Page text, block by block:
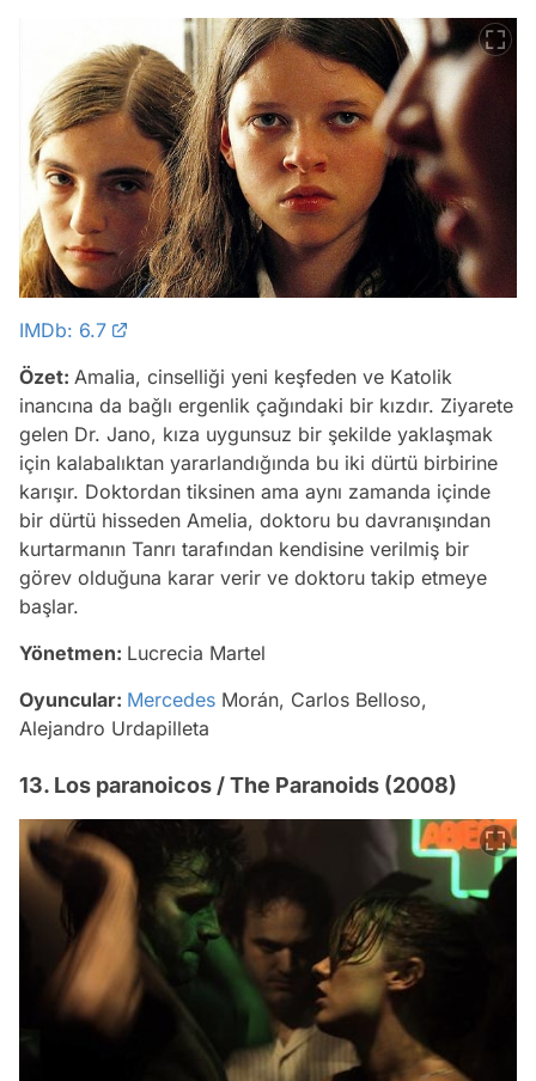
IMDb: 6.7
Özet: Amalia, cinselliği yeni keşfeden ve Katolik
inancına da bağlı ergenlik çağındaki bir kızdır. Ziyarete
gelen Dr. Jano, kıza uygunsuz bir şekilde yaklaşmak
için kalabalıktan yararlandığında bu iki dürtü birbirine
karışır. Doktordan tiksinen ama aynı zamanda içinde
bir dürtü hisseden Amelia, doktoru bu davranışından
kurtarmanın Tanrı tarafından kendisine verilmiş bir
görev olduğuna karar verir ve doktoru takip etmeye
başlar.
Yönetmen: Lucrecia Martel
Oyuncular: Mercedes Morán, Carlos Belloso,
Alejandro Urdapilleta
13. Los paranoicos / The Paranoids (2008)